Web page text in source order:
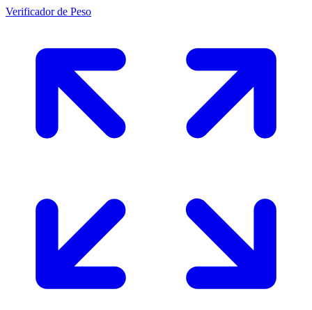
Verificador de Peso